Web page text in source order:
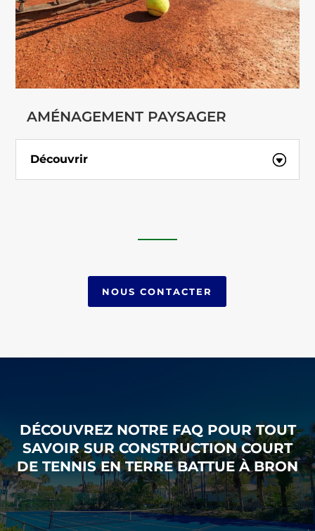
AMÉNAGEMENT PAYSAGER
Découvrir
NOUS CONTACTER
DÉCOUVREZ NOTRE FAQ POUR TOUT
SAVOIR SUR CONSTRUCTION COURT
DE TENNIS EN TERRE BATTUE À BRON